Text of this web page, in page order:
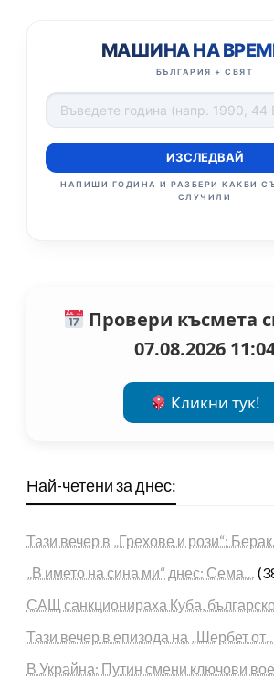
МАШИНА НА
БЪЛГАРИЯ + СВЯТ
ИЗСЛЕДВАЙ
НАПИШИ ГОДИНА И РАЗБЕРИ КАКВИ
СЛУЧИЛИ
Провери късмета
07.08.2026
Кликни тук!
Най-четени за днес:
Тази вечер в „Грехове и рози“:
„В името на сина ми“ днес: Сема…
САЩ санкционираха Куба,
Тази вечер в епизода на „Шербет
В Украйна: Путин смени ключови